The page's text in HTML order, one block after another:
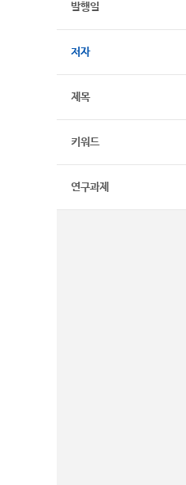
발행일
저자
제목
키워드
연구과제